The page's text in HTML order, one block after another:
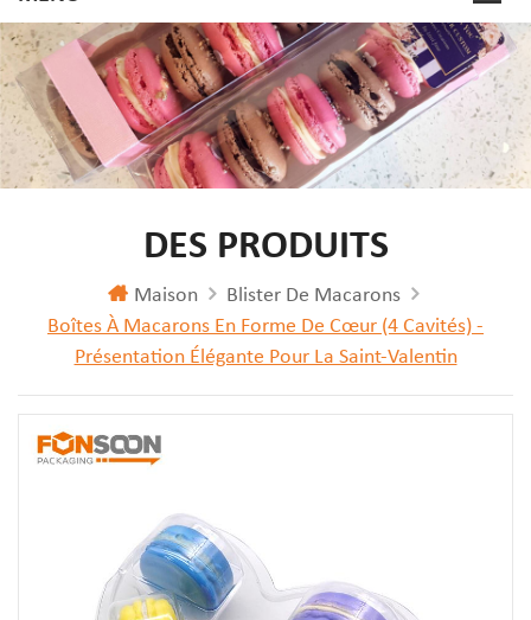
DES PRODUITS
Maison
Blister De Macarons
Boîtes À Macarons En Forme De Cœur (4 Cavités) -
Présentation Élégante Pour La Saint-Valentin